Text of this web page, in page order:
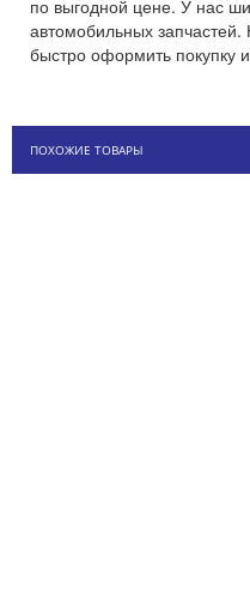
по выгодной цене. У нас
автомобильных
быстро оформить покупку
ПОХОЖИЕ ТОВАРЫ